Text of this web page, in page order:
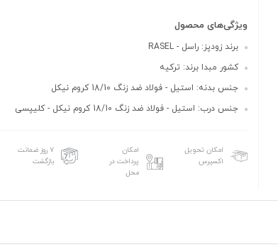
ویژگی‌های محصول
برند زودپز: راسل - RASEL
کشور مبدا برند: ترکیه
جنس بدنه: استیل - فولاد ضد زنگ 18/10 کروم نیکل
جنس درب: استیل - فولاد ضد زنگ 18/10 کروم نیکل - کلیپسی
امکان تحویل
اکسپرس
امکان
پرداخت در
محل
۷ روز ضمانت
بازگشت